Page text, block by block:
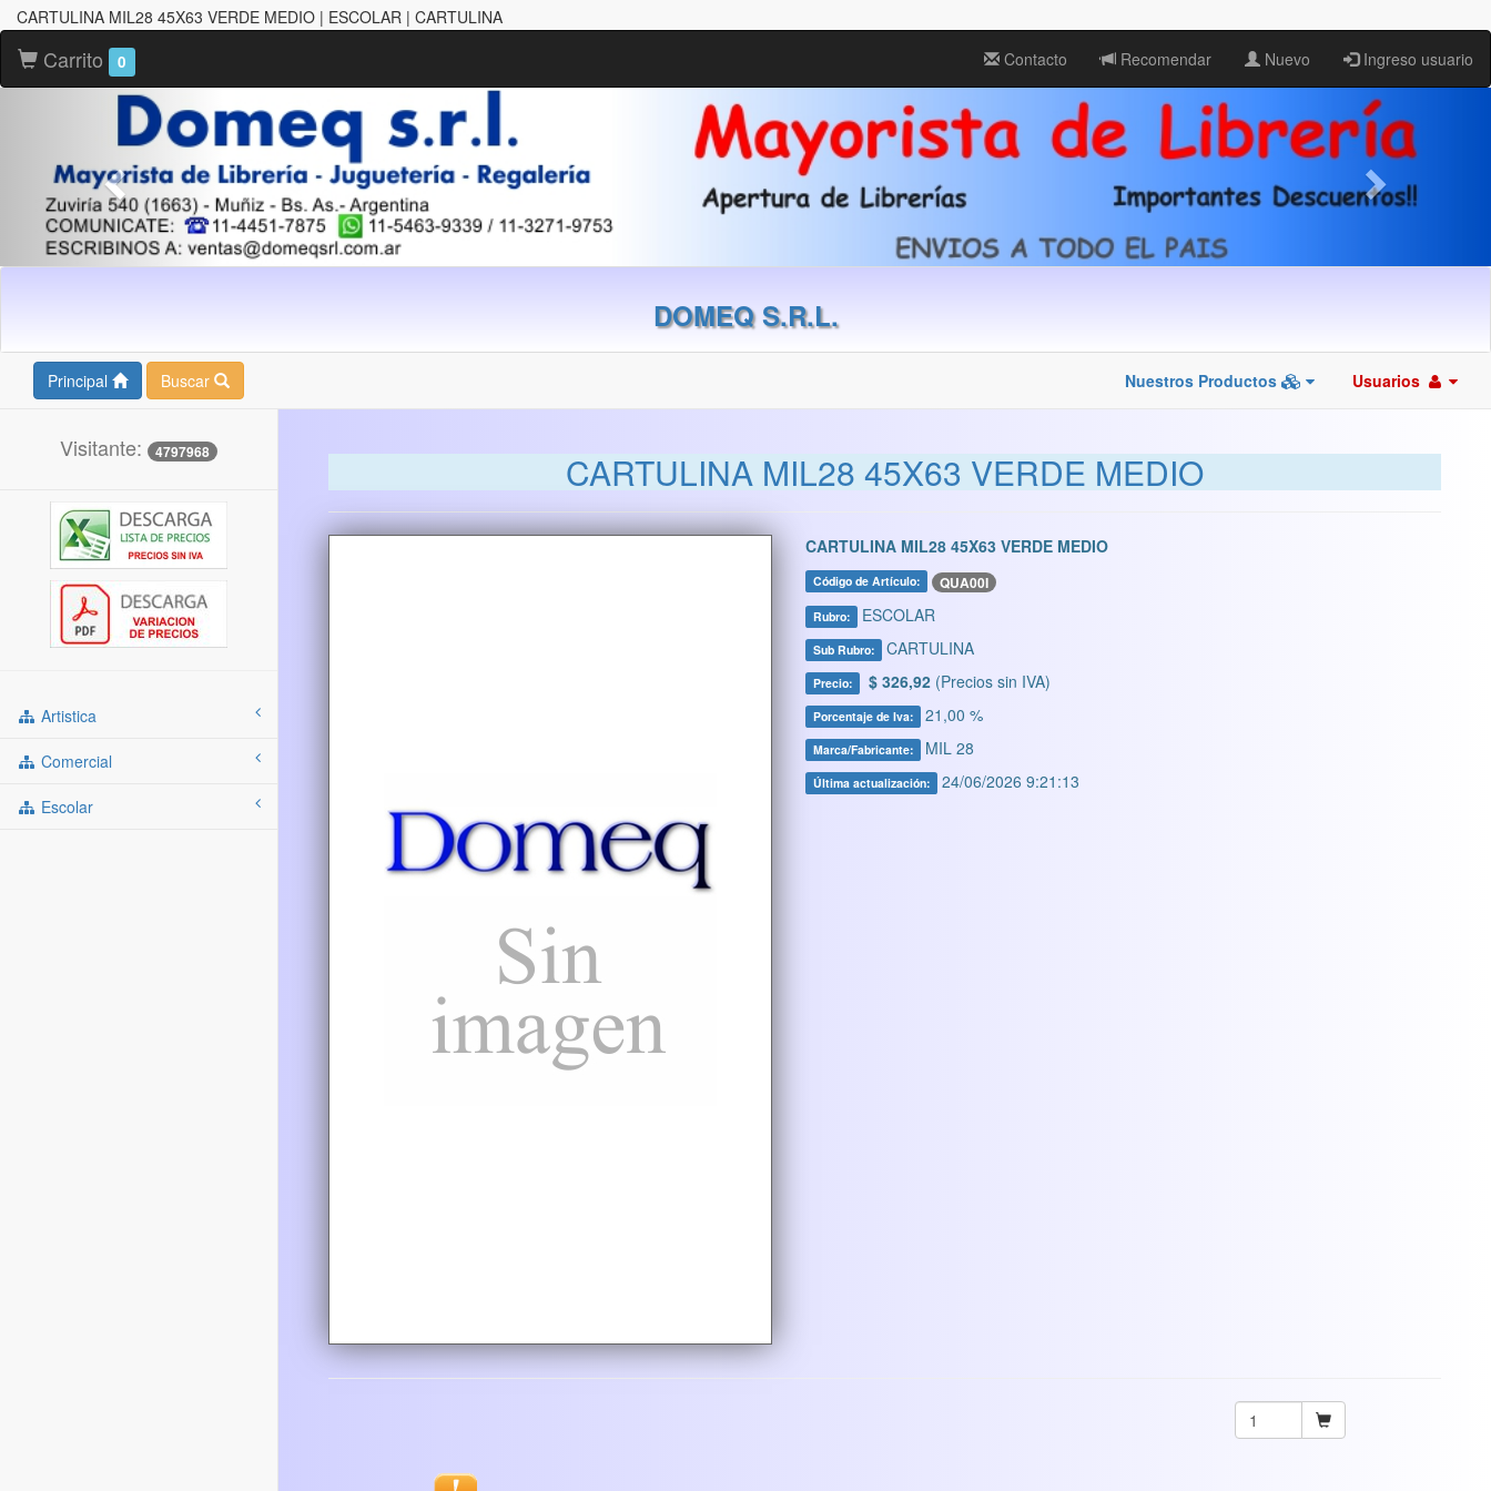
CARTULINA MIL28 45X63 VERDE MEDIO | ESCOLAR | CARTULINA
Carrito 0 Contacto Recomendar Nuevo Ingreso usuario
DOMEQ S.R.L.
Principal Buscar Nuestros Productos Usuarios
Visitante: 4797968
Artistica
Comercial
Escolar
CARTULINA MIL28 45X63 VERDE MEDIO
CARTULINA MIL28 45X63 VERDE MEDIO
Código de Artículo: QUA00I
Rubro: ESCOLAR
Sub Rubro: CARTULINA
Precio: $ 326,92 (Precios sin IVA)
Porcentaje de Iva: 21,00 %
Marca/Fabricante: MIL 28
Última actualización: 24/06/2026 9:21:13